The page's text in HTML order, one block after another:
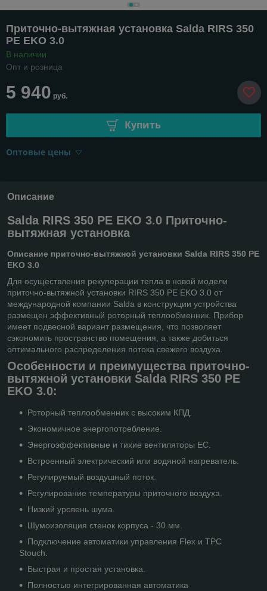
Приточно-вытяжная установка Salda RIRS 350
PE EKO 3.0
В наличии
Опт и розница
5 940 руб.
Купить
Оптовые цены
Описание
Salda RIRS 350 PE EKO 3.0 Приточно-
вытяжная установка
Описание приточно-вытяжной установки Salda RIRS 350 PE
EKO 3.0
Для осуществления рекуперации тепла в новой модели
приточно-вытяжной установки RIRS 350 PE EKO 3.0 от
международной компании Salda в конструкции устройства
размещен эффективный роторный теплообменник. Прибор
имеет подвесной вариант размещения, что позволяет
сэкономить пространство помещения, а также добиться
оптимального распределения потока свежего воздуха.
Особенности и преимущества приточно-
вытяжной установки Salda RIRS 350 PE
EKO 3.0:
Роторный теплообменник с высоким КПД.
Экономичное энергопотребление.
Энергоэффективные и тихие вентиляторы ЕС.
Встроенный электрический или водяной нагреватель.
Регулируемый воздушный поток.
Регулирование температуры приточного воздуха.
Низкий уровень шума.
Шумоизоляция стенок корпуса - 30 мм.
Подключение автоматики управления Flex и TPC
Stouch.
Быстрая и простая установка.
Полностью интегрированная автоматика